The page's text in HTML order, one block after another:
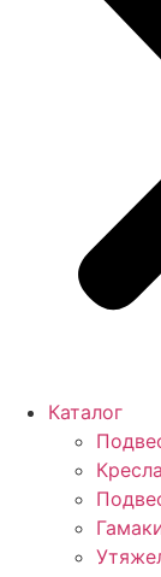
Каталог